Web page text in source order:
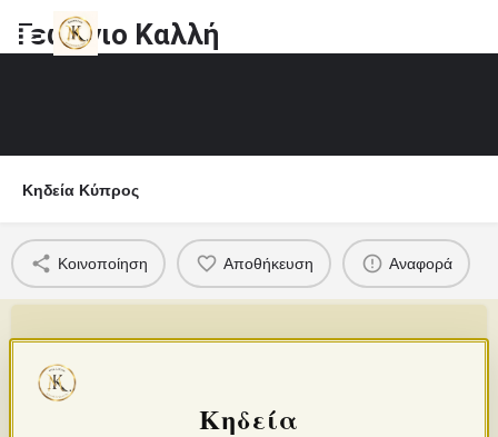
Γεώργιο Καλλή
Κηδεία Κύπρος
Κοινοποίηση Αποθήκευση Αναφορά
Κηδεία